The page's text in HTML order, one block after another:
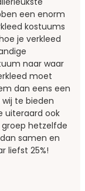
een enorm
kostuums
je verkleed
naar waar
moet
dan eens een
wij te bieden
uiteraard ook
hetzelfde
samen en
liefst 25%!